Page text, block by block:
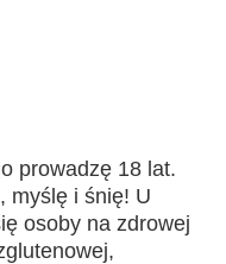
prowadzę 18 lat.
myślę i śnię! U
osoby na zdrowej